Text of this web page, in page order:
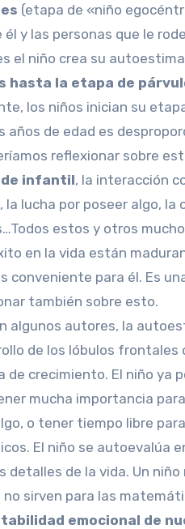
(etapa de «niño
y las personas que le
el niño crea su
hasta la etapa de
los niños inician su
años de edad es
reflexionar sobre
infantil, la interacción
lucha por poseer algo,
estos y otros
en la vida están
conveniente para él. Es
también sobre esto.
algunos autores, la
de los lóbulos
de crecimiento. El niño ya
mucha importancia
o tener tiempo libre
El niño se autoevalúa
detalles de la vida. Un
sirven para las
emocional de